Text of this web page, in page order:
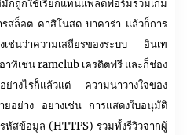
ใช้เรียกแทนแพลตฟอร์มรวมเกม
สล็อต คาสิโนสด บาคาร่า แล้วก็การ
ช่นว่าความเสถียรของระบบ อินเท
าทิเช่น ramclub เครดิตฟรี และก็ช่อง
างไรก็แล้วแต่ ความน่าวางใจของ
อย่าง อย่างเช่น การแสดงใบอนุมัติ
หัสข้อมูล (HTTPS) รวมทั้งรีวิวจากผู้